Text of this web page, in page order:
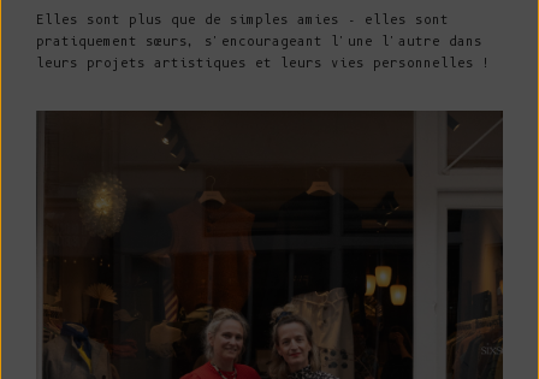
Elles sont plus que de simples amies - elles sont
pratiquement sœurs, s'encourageant l'une l'autre dans
leurs projets artistiques et leurs vies personnelles !